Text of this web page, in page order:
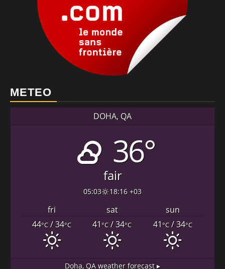
METEO
DOHA, QA
36°
fair
05:03 18:16 +03
fri sat
sun
44°C/ 34°C 41°C/ 34°C 41°C/ 34°C
Doha, QA weather forecast ▸